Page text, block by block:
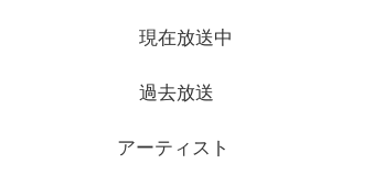
現在放送中
過去放送
アーティスト